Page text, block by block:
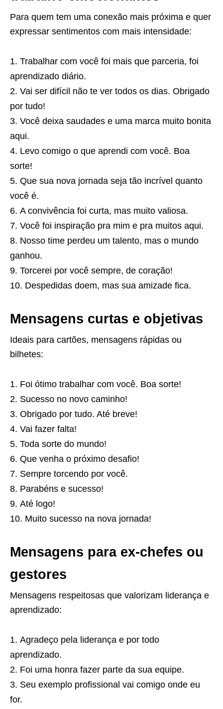
Para quem tem uma conexão mais próxima e quer
expressar sentimentos com mais intensidade:
Trabalhar com você foi mais que parceria, foi
aprendizado diário.
Vai ser difícil não te ver todos os dias. Obrigado
por tudo!
Você deixa saudades e uma marca muito bonita
aqui.
Levo comigo o que aprendi com você. Boa
sorte!
Que sua nova jornada seja tão incrível quanto
você é.
A convivência foi curta, mas muito valiosa.
Você foi inspiração pra mim e pra muitos aqui.
Nosso time perdeu um talento, mas o mundo
ganhou.
Torcerei por você sempre, de coração!
Despedidas doem, mas sua amizade fica.
Mensagens curtas e objetivas
Ideais para cartões, mensagens rápidas ou
bilhetes:
Foi ótimo trabalhar com você. Boa sorte!
Sucesso no novo caminho!
Obrigado por tudo. Até breve!
Vai fazer falta!
Toda sorte do mundo!
Que venha o próximo desafio!
Sempre torcendo por você.
Parabéns e sucesso!
Até logo!
Muito sucesso na nova jornada!
Mensagens para ex-chefes ou
gestores
Mensagens respeitosas que valorizam liderança e
aprendizado:
Agradeço pela liderança e por todo
aprendizado.
Foi uma honra fazer parte da sua equipe.
Seu exemplo profissional vai comigo onde eu
for.